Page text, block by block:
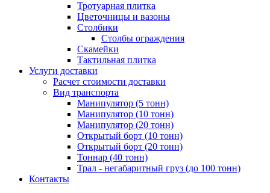
Тротуарная плитка
Цветочницы и вазоны
Столбики
Столбы ограждения
Скамейки
Тактильная плитка
Услуги доставки
Расчет стоимости доставки
Вид транспорта
Манипулятор (5 тонн)
Манипулятор (10 тонн)
Манипулятор (20 тонн)
Открытый борт (10 тонн)
Открытый борт (20 тонн)
Тоннар (40 тонн)
Трал - негабаритный груз (до 100 тонн)
Контакты